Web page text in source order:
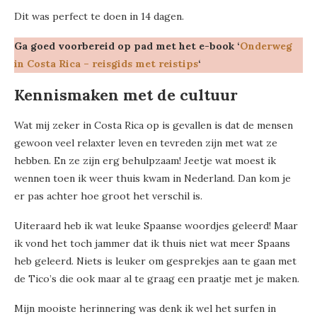
Dit was perfect te doen in 14 dagen.
Ga goed voorbereid op pad met het e-book ‘Onderweg
in Costa Rica – reisgids met reistips‘
Kennismaken met de cultuur
Wat mij zeker in Costa Rica op is gevallen is dat de mensen
gewoon veel relaxter leven en tevreden zijn met wat ze
hebben. En ze zijn erg behulpzaam! Jeetje wat moest ik
wennen toen ik weer thuis kwam in Nederland. Dan kom je
er pas achter hoe groot het verschil is.
Uiteraard heb ik wat leuke Spaanse woordjes geleerd! Maar
ik vond het toch jammer dat ik thuis niet wat meer Spaans
heb geleerd. Niets is leuker om gesprekjes aan te gaan met
de Tico’s die ook maar al te graag een praatje met je maken.
Mijn mooiste herinnering was denk ik wel het surfen in